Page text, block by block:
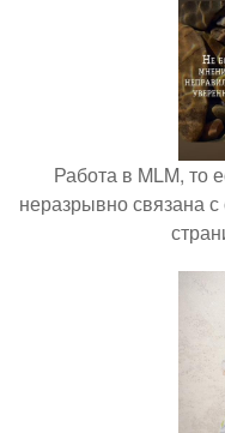
Работа в MLM, то
неразрывно связана с